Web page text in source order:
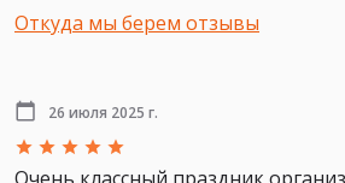
Откуда мы берем отзывы
26 июля 2025 г.